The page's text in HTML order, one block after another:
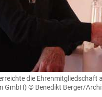
die Ehrenmitgliedschaft
GmbH) © Benedikt Berger/